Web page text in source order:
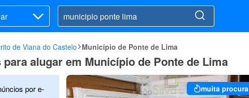
de Viana do Castelo Município de Ponte de Lima
para alugar em Município de Ponte de Lima
por e-
muita procura